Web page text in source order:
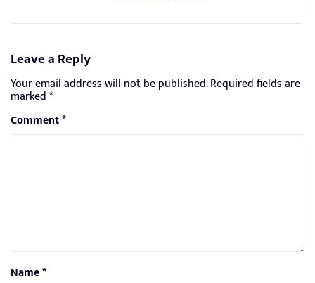
Leave a Reply
Your email address will not be published.Required fields are
marked*
Comment*
Name*